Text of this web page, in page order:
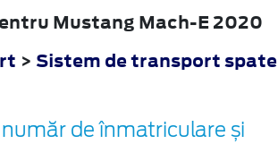
Mustang Mach-E 2020
> Sistem de transport spate
de înmatriculare și